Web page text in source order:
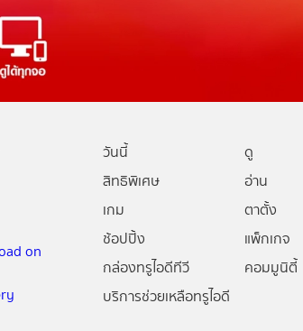
วันนี้
ดู
สิทธิพิเศษ
อ่าน
เกม
ตาตั้ง
ช้อปปิ้ง
แพ็กเกจ
กล่องทรูไอดีทีวี
คอมมูนิตี้
บริการช่วยเหลือทรูไอดี